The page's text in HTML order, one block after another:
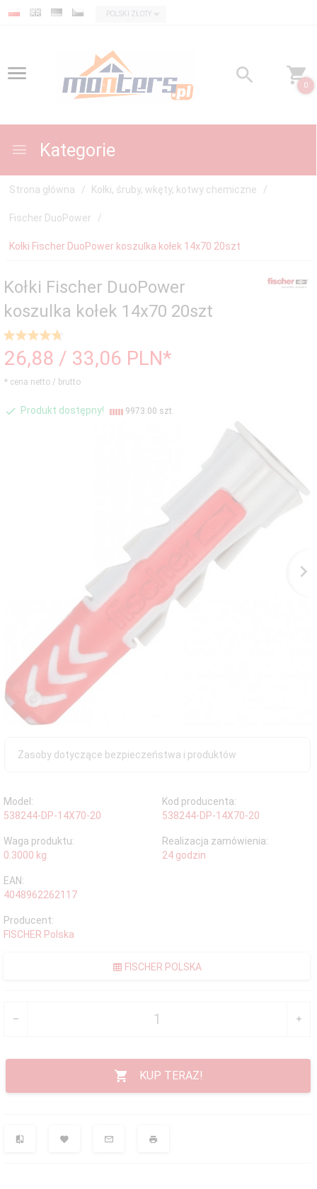
currency_h
POLSKI ZŁOTY
0
Kategorie
Strona główna Kołki, śruby, wkęty, kotwy chemiczne
Fischer DuoPower
Kołki Fischer DuoPower koszulka kołek 14x70 20szt
Kołki Fischer DuoPower
koszulka kołek 14x70 20szt
26,88 / 33,06 PLN*
* cena netto / brutto
Produkt dostępny! 9973.00 szt.
Zasoby dotyczące bezpieczeństwa i produktów
Model:
538244-DP-14X70-20
Kod producenta:
538244-DP-14X70-20
Waga produktu:
0.3000 kg
Realizacja zamówienia:
24 godzin
EAN:
4048962262117
Producent:
FISCHER Polska
FISCHER POLSKA
KUP TERAZ!